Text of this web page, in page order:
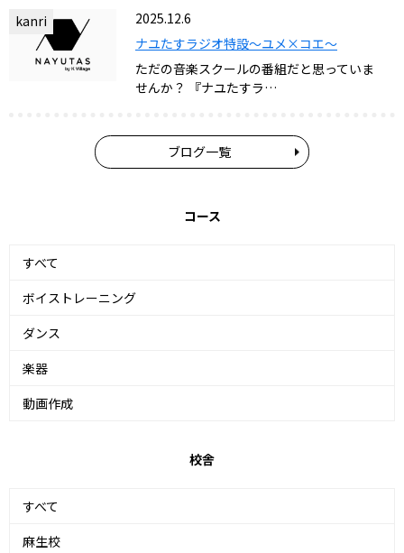
kanri
2025.12.6
ナユたすラジオ特設～ユメ×コエ～
ただの音楽スクールの番組だと思っていま
せんか？ 『ナユたすラ…
ブログ一覧
コース
すべて
ボイストレーニング
ダンス
楽器
動画作成
校舎
すべて
麻生校